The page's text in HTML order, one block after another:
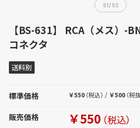
01/02
【BS-631】 RCA（メス）-
コネクタ
送料別
標準価格 ￥550 （税込） / ￥500 （税
販売価格 ￥550 （税込）